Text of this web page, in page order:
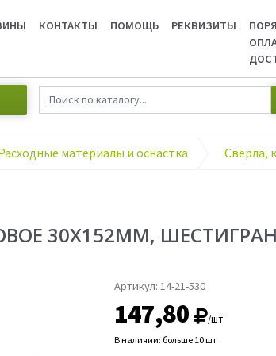
КОНТАКТЫ ПОМОЩЬ РЕКВИЗИТЫ
материалы и оснастка Свёрла,
30Х152ММ,
Артикул: 14-21-530
147,80 /шт
В наличии: больше 10 шт